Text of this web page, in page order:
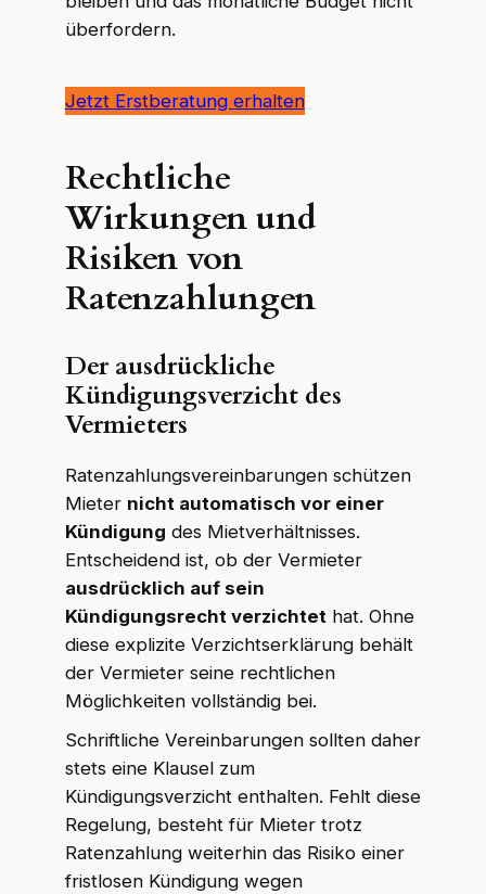
überfordern.
Jetzt Erstberatung erhalten
Rechtliche
Wirkungen und
Risiken von
Ratenzahlungen
Der ausdrückliche
Kündigungsverzicht des
Vermieters
Ratenzahlungsvereinbarungen schützen
Mieter nicht automatisch vor einer
Kündigung des Mietverhältnisses.
Entscheidend ist, ob der Vermieter
ausdrücklich auf sein
Kündigungsrecht verzichtethat. Ohne
diese explizite Verzichtserklärung behält
der Vermieter seine rechtlichen
Möglichkeiten vollständig bei.
Schriftliche Vereinbarungen sollten daher
stets eine Klausel zum
Kündigungsverzicht enthalten. Fehlt diese
Regelung, besteht für Mieter trotz
Ratenzahlung weiterhin das Risiko einer
fristlosen Kündigung wegen